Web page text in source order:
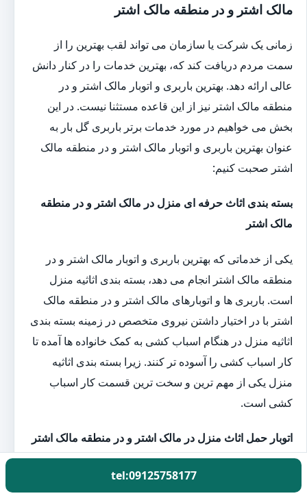
مالک اشتر و در منطقه مالک اشتر
زمانی یک شرکت یا سازمان می تواند لقب بهترین را از
سمت مردم دریافت کند که، بهترین خدمات را در کنار دانش
عالی ارائه دهد. بهترین باربری و اتوبار مالک اشتر و در
منطقه مالک اشتر نیز از این قاعده مستثنا نیست. در این
بخش می خواهیم در مورد خدمات برتر باربری گل بار به
عنوان بهترین باربری و اتوبار مالک اشتر و در منطقه مالک
اشتر صحبت کنیم:
بسته بندی اثاث حرفه ای منزل در مالک اشتر و در منطقه
مالک اشتر
یکی از خدماتی که بهترین باربری و اتوبار مالک اشتر و در
منطقه مالک اشتر انجام می دهد، بسته بندی اثاثیه منزل
است. باربری ها و اتوبارهای مالک اشتر و در منطقه مالک
اشتر با در اختیار داشتن نیروی متخصص در زمینه بسته بندی
اثاثیه منزل در هنگام اسباب کشی به کمک خانواده ها آمده تا
کار اسباب کشی را آسوده تر کنند. زیرا بسته بندی اثاثیه
منزل یکی از مهم ترین و سخت ترین قسمت کار اسباب
کشی است.
اتوبار حمل اثاث منزل در مالک اشتر و در منطقه مالک اشتر
کارگران باربری گل بار با در اختیار داشتن بهترین و به
روزترین تجهیزات بسته بندی اثاثیه منزل یک روز قبل از
tel:09125758177